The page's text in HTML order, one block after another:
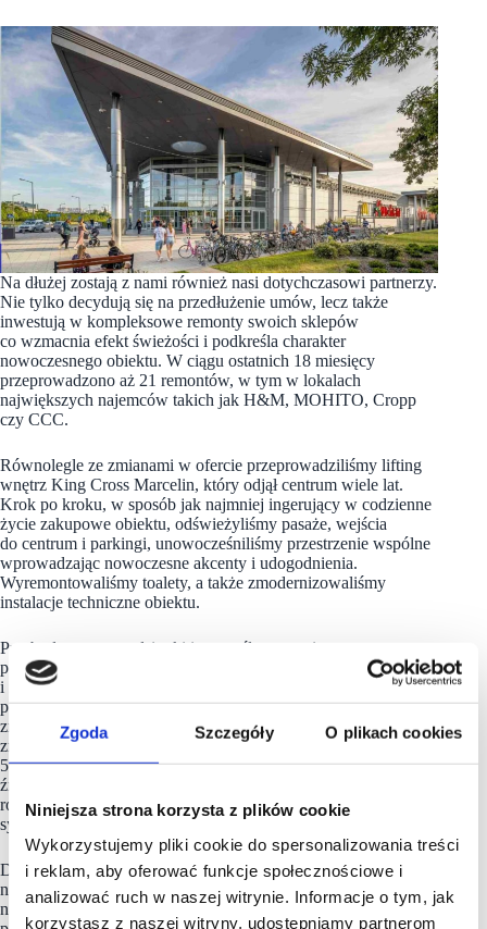
Zgoda Szczegóły O plikach cookies
Niniejsza strona korzysta z plików cookie
Wykorzystujemy pliki cookie do spersonalizowania treści
i reklam, aby oferować funkcje społecznościowe i
analizować ruch w naszej witrynie. Informacje o tym, jak
korzystasz z naszej witryny, udostępniamy partnerom
Na dłużej zostają z nami również nasi dotychczasowi partnerzy.
Nie tylko decydują się na przedłużenie umów, lecz także
inwestują w kompleksowe remonty swoich sklepów
co wzmacnia efekt świeżości i podkreśla charakter
nowoczesnego obiektu. W ciągu ostatnich 18 miesięcy
przeprowadzono aż 21 remontów, w tym w lokalach
największych najemców takich jak H&M, MOHITO, Cropp
czy CCC.
Równolegle ze zmianami w ofercie przeprowadziliśmy lifting
wnętrz King Cross Marcelin, który odjął centrum wiele lat.
Krok po kroku, w sposób jak najmniej ingerujący w codzienne
życie zakupowe obiektu, odświeżyliśmy pasaże, wejścia
do centrum i parkingi, unowocześniliśmy przestrzenie wspólne
wprowadzając nowoczesne akcenty i udogodnienia.
Wyremontowaliśmy toalety, a także zmodernizowaliśmy
instalacje techniczne obiektu.
Przebudowane przedsionki i nowe śluzy powietrzne znacząco
poprawiły komfort korzystania z obiektu zarówno klientom, jak
i najemcom. Zoptymalizowane systemy HVAC i izolacja
podniosły standard funkcjonowania budynku i pozwoliły
zmniejszyć koszty operacyjne. Termomodernizacja
zredukowała zużycie ciepła o ok. 20%. Ponadto w 2025 roku
50% zużywanej energii elektrycznej pochodzi z odnawialnych
źródeł (w tym 16% PPA). W planach jest również dalsza
rozbudowa instalacji fotowoltaicznej. Dodatkowo wdrożyliśmy
system WasteTracker do monitorowania i segregacji odpadów.
Dziś King Cross Marcelin jest atrakcyjną lokalizacją dla
najemców, chętnie odwiedzaną przez klientów i gotową
na kolejne wyzwania, a pomysłów nam nie brakuje, kolejne